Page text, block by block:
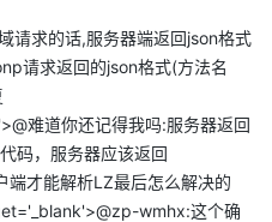
;
b> (${date_y})</li>";
);
).appendTo( "#target2" );
线求大虾.
请求的话,服务器端返回json格式
请求返回的json格式(方法名
难道你还记得我吗:服务器返回
码，服务器应该返回
才能解析LZ最后怎么解决的
wmhx:这个确